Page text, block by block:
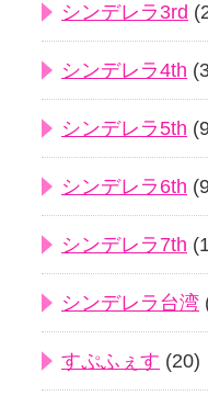
シンデレラ3rd
シンデレラ4th
シンデレラ5th
シンデレラ6th
シンデレラ7th
シンデレラ台湾
すぷふぇす (20)